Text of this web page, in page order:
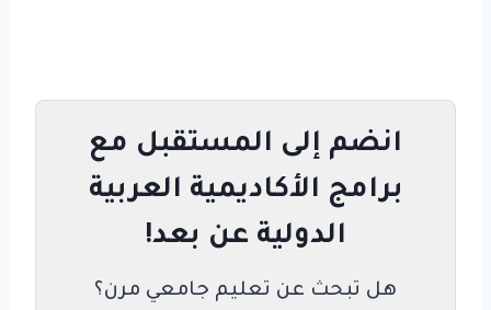
انضم إلى المستقبل مع
برامج الأكاديمية العربية
الدولية عن بعد!
هل تبحث عن تعليم جامعي مرن؟